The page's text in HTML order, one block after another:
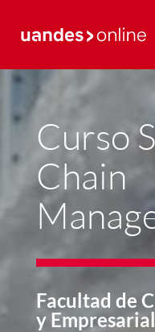
Postgrado y
Curso
Chain
Facultad de
y